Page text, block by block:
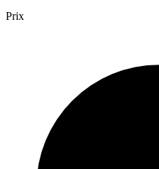
Prix